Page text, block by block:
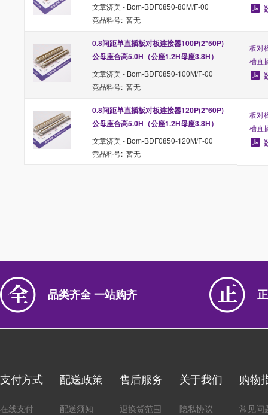
文章济美 - Bom-BDF0850-80M/F-00
竞品料号: 暂无
0.8间距单直插板对板连接器100P(2*50P)
公母座合高5.0H（公座1.2H母座3.8H）
文章济美 - Bom-BDF0850-100M/F-00
竞品料号: 暂无
板对
槽直
0.8间距单直插板对板连接器120P(2*60P)
公母座合高5.0H（公座1.2H母座3.8H）
文章济美 - Bom-BDF0850-120M/F-00
竞品料号: 暂无
板对
槽直
品类齐全 一站购齐
支付方式
在线支付
配送政策
配送须知
售后服务
退换货范围
关于我们
隐私协议
购物
常见问